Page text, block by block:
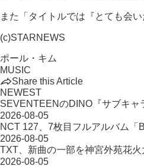
また「タイトルでは『とても会
(c)STARNEWS
ポール・キム
MUSIC
Share this Article
NEWEST
SEVENTEENのDINO『サブキ
2026-08-05
NCT 127、7枚目フルアルバム「
2026-08-05
TXT、新曲の一部を神宮外苑花火
2026-08-05